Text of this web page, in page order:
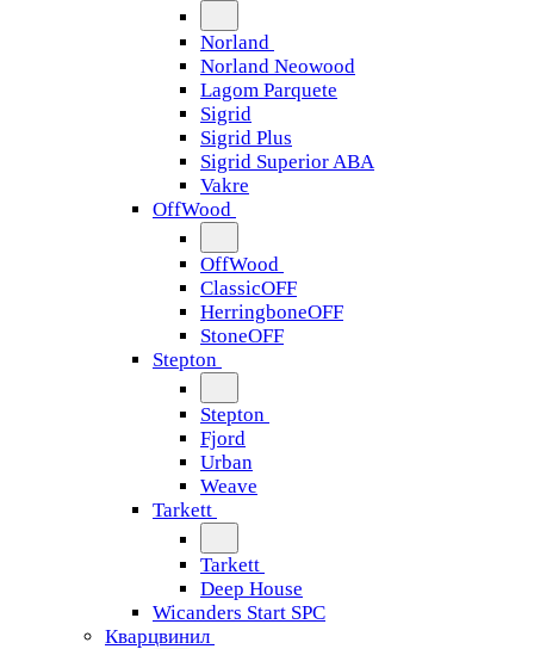
Norland
Norland Neowood
Lagom Parquete
Sigrid
Sigrid Plus
Sigrid Superior ABA
Vakre
OffWood
OffWood
ClassicOFF
HerringboneOFF
StoneOFF
Stepton
Stepton
Fjord
Urban
Weave
Tarkett
Tarkett
Deep House
Wicanders Start SPC
Кварцвинил